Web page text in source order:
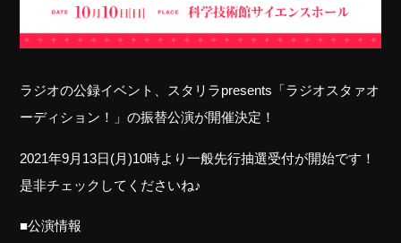
ラジオの公録イベント、スタリラpresents「ラジオスタァオ
ーディション！」の振替公演が開催決定！
2021年9月13日(月)10時より一般先行抽選受付が開始です！
是非チェックしてくださいね♪
■公演情報